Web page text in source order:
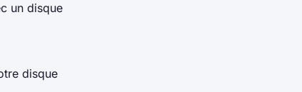
un disque
disque